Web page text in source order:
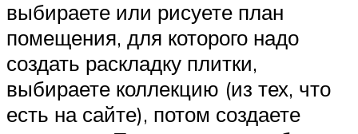
выбираете или рисуете план
помещения, для которого надо
создать раскладку плитки,
выбираете коллекцию (из тех, что
есть на сайте), потом создаете